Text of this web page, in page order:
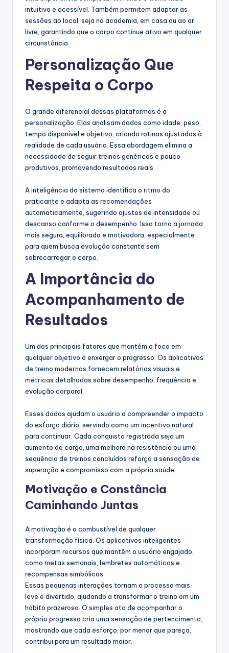
intuitivo e acessível. Também permitem adaptar as
sessões ao local, seja na academia, em casa ou ao ar
livre, garantindo que o corpo continue ativo em qualquer
circunstância.
Personalização Que
Respeita o Corpo
O grande diferencial dessas plataformas é a
personalização. Elas analisam dados como idade, peso,
tempo disponível e objetivo, criando rotinas ajustadas à
realidade de cada usuário. Essa abordagem elimina a
necessidade de seguir treinos genéricos e pouco
produtivos, promovendo resultados reais.
A inteligência do sistema identifica o ritmo do
praticante e adapta as recomendações
automaticamente, sugerindo ajustes de intensidade ou
descanso conforme o desempenho. Isso torna a jornada
mais segura, equilibrada e motivadora, especialmente
para quem busca evolução constante sem
sobrecarregar o corpo.
A Importância do
Acompanhamento de
Resultados
Um dos principais fatores que mantém o foco em
qualquer objetivo é enxergar o progresso. Os aplicativos
de treino modernos fornecem relatórios visuais e
métricas detalhadas sobre desempenho, frequência e
evolução corporal.
Esses dados ajudam o usuário a compreender o impacto
do esforço diário, servindo como um incentivo natural
para continuar. Cada conquista registrada seja um
aumento de carga, uma melhora na resistência ou uma
sequência de treinos concluídos reforça a sensação de
superação e compromisso com a própria saúde.
Motivação e Constância
Caminhando Juntas
A motivação é o combustível de qualquer
transformação física. Os aplicativos inteligentes
incorporam recursos que mantêm o usuário engajado,
como metas semanais, lembretes automáticos e
recompensas simbólicas.
Essas pequenas interações tornam o processo mais
leve e divertido, ajudando a transformar o treino em um
hábito prazeroso. O simples ato de acompanhar o
próprio progresso cria uma sensação de pertencimento,
mostrando que cada esforço, por menor que pareça,
contribui para um resultado maior.